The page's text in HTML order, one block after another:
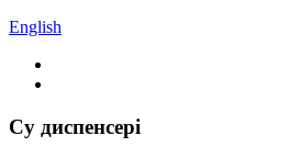
English
Су диспенсері